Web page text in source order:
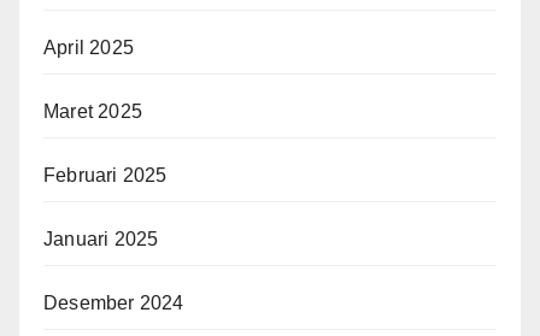
April 2025
Maret 2025
Februari 2025
Januari 2025
Desember 2024